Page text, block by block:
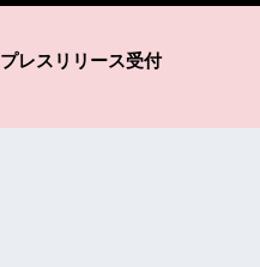
プレスリリース受付